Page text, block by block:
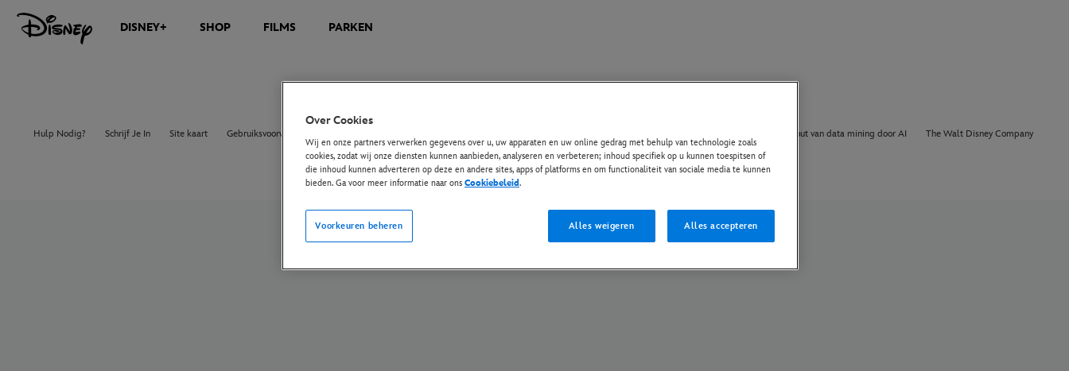
DISNEY+ SHOP FILMS PARKEN
Hulp Nodig? Schrijf Je In Site kaart Gebruiksvoorwaarden Opt out van data mining door AI The Walt Disney Company
© Disney en haar gerelateerde entiteiten. Alle rechten voorbehouden.
Over Cookies
Wij en onze partners verwerken gegevens over u, uw apparaten en uw online gedrag met behulp van technologie zoals
cookies, zodat wij onze diensten kunnen aanbieden, analyseren en verbeteren; inhoud specifiek op u kunnen toespitsen of
die inhoud kunnen adverteren op deze en andere sites, apps of platforms en om functionaliteit van sociale media te kunnen
bieden. Ga voor meer informatie naar ons Cookiebeleid.
Voorkeuren beheren Alles weigeren Alles accepteren